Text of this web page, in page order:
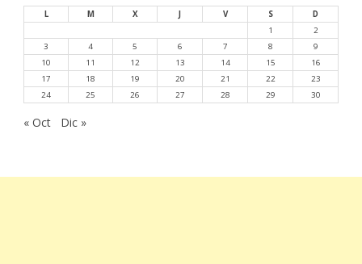
L M X V S
D
1
2
3
4 5 6 7 8
9
10
11 12 13 14 15
16
17
18 19 20 21 22
23
24
25 26 27 28 29 30
« Oct Dic »